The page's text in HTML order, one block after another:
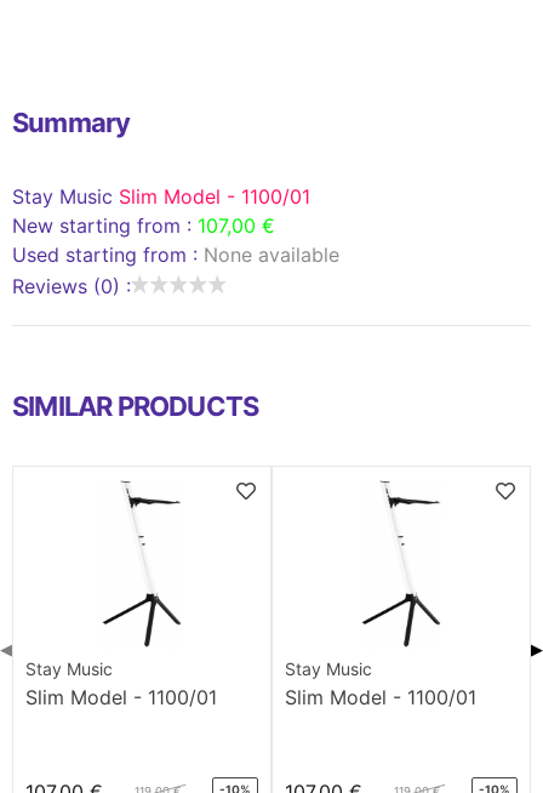
Summary
Stay Music Slim Model - 1100/01
New starting from : 107,00 €
Used starting from : None available
Reviews (0) :
SIMILAR PRODUCTS
Stay Music
Slim Model - 1100/01
-10%
Stay Music
Slim Model - 1100/01
-10%
◀ ▶